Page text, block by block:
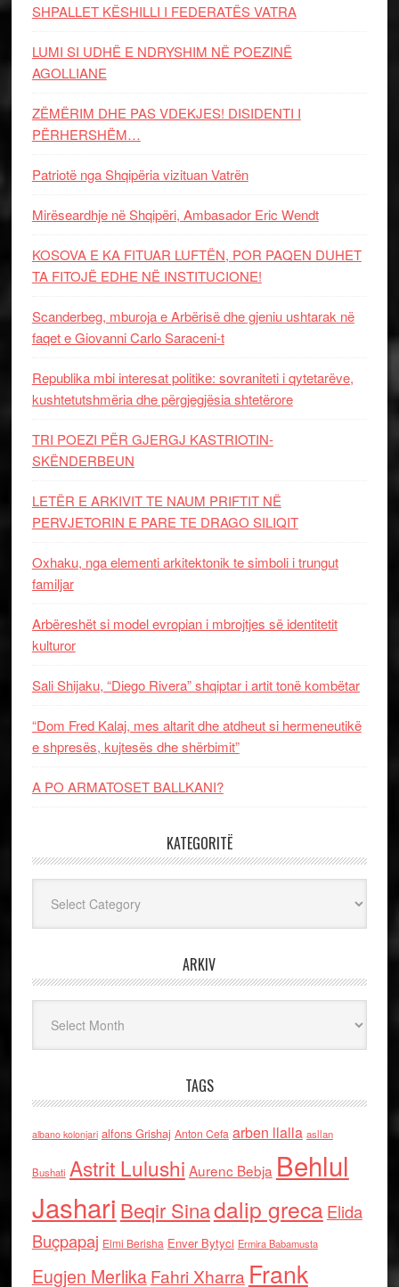
SHPALLET KËSHILLI I FEDERATËS VATRA
LUMI SI UDHË E NDRYSHIM NË POEZINË
AGOLLIANE
ZËMËRIM DHE PAS VDEKJES! DISIDENTI I
PËRHERSHËM…
Patriotë nga Shqipëria vizituan Vatrën
Mirëseardhje në Shqipëri, Ambasador Eric Wendt
KOSOVA E KA FITUAR LUFTËN, POR PAQEN DUHET
TA FITOJË EDHE NË INSTITUCIONE!
Scanderbeg, mburoja e Arbërisë dhe gjeniu ushtarak në
faqet e Giovanni Carlo Saraceni-t
Republika mbi interesat politike: sovraniteti i qytetarëve,
kushtetutshmëria dhe përgjegjësia shtetërore
TRI POEZI PËR GJERGJ KASTRIOTIN-
SKËNDERBEUN
LETËR E ARKIVIT TE NAUM PRIFTIT NË
PERVJETORIN E PARE TE DRAGO SILIQIT
Oxhaku, nga elementi arkitektonik te simboli i trungut
familjar
Arbëreshët si model evropian i mbrojtjes së identitetit
kulturor
Sali Shijaku, “Diego Rivera” shqiptar i artit tonë kombëtar
“Dom Fred Kalaj, mes altarit dhe atdheut si hermeneutikë
e shpresës, kujtesës dhe shërbimit”
A PO ARMATOSET BALLKANI?
KATEGORITË
ARKIV
TAGS
albano kolonjari alfons Grishaj Anton Cefa arben llalla asllan
Bushati Astrit Lulushi Aurenc Bebja Behlul
Jashari Beqir Sinadalip grecaElida
Buçpapaj Elmi Berisha Enver Bytyci Ermira Babamusta
Eugjen MerlikaFahri Xharra Frank